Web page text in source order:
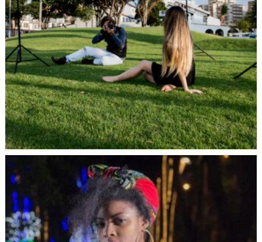
He estado en los dos extremos, como estudiante primero y
ahora como docente, y puedo decir con toda seguridad
que lo más importante es la gente que he conocido a lo
largo de mi vida en la fotografía.
15. ¿Qué recomiendas a un novato?
Estudiar, indiscutiblemente estudiar y practicar, cámara en
mano. Un fotógrafo debe adquirir confianza y seguridad
en cada toma y eso solo se adquiere con la práctica; pero
para lograr buenos resultados, se debe poseer todo el
conocimiento técnico de los equipos para optimizar su
uso.